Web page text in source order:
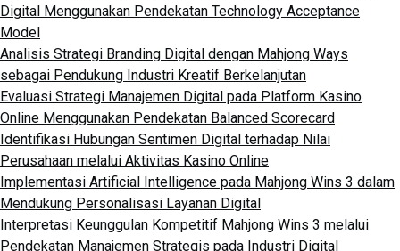
Digital Menggunakan Pendekatan Technology Acceptance
Model
Analisis Strategi Branding Digital dengan Mahjong Ways
sebagai Pendukung Industri Kreatif Berkelanjutan
Evaluasi Strategi Manajemen Digital pada Platform Kasino
Online Menggunakan Pendekatan Balanced Scorecard
Identifikasi Hubungan Sentimen Digital terhadap Nilai
Perusahaan melalui Aktivitas Kasino Online
Implementasi Artificial Intelligence pada Mahjong Wins 3 dalam
Mendukung Personalisasi Layanan Digital
Interpretasi Keunggulan Kompetitif Mahjong Wins 3 melalui
Pendekatan Manajemen Strategis pada Industri Digital